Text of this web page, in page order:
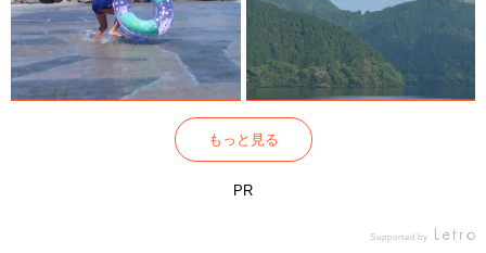
もっと見る
PR
Supported by